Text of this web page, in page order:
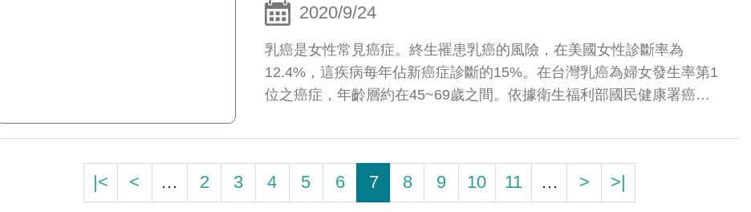
2020/9/24
乳癌是女性常見癌症。終生罹患乳癌的風險，在美國女性診斷率為
12.4%，這疾病每年佔新癌症診斷的15%。在台灣乳癌為婦女發生率第1
位之癌症，年齡層約在45~69歲之間。依據衛生福利部國民健康署癌症
|< < … 2 3 4 5 6 7 8 9 10 11 … > >|